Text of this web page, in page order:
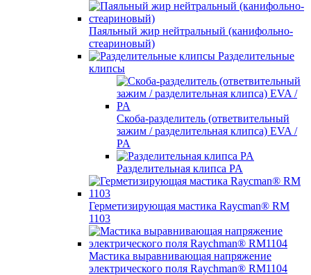
Паяльный жир нейтральный (канифольно-
стеариновый)
Разделительные
клипсы
Скоба-разделитель (ответвительный
зажим / разделительная клипса) EVA /
PA
Разделительная клипса PA
Герметизирующая мастика Raycman® RM
1103
Мастика выравнивающая напряжение
электрического поля Raychman® RM1104